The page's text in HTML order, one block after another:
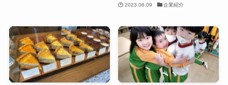
2023.06.09 企業紹介